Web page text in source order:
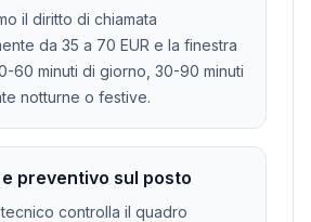
il diritto di chiamata
da 35 a 70 EUR e la finestra
60 minuti di giorno, 30-90 minuti
notturne o festive.
preventivo sul posto
controlla il quadro